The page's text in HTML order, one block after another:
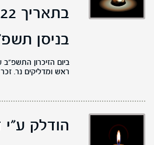
בתאריך 25/04/2022,
בניסן
ביום הזיכרון התשפ"ב
ראש ומדליקים נר.
הודלק ע"י